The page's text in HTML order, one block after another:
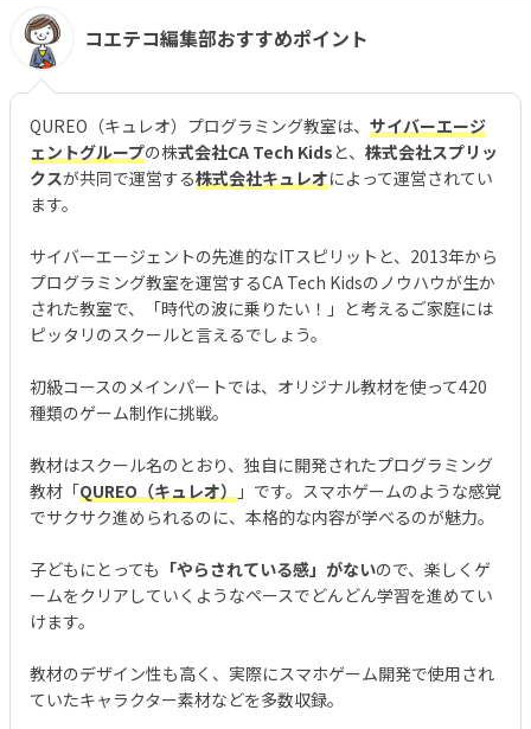
コエテコ編集部おすすめポイント
QUREO（キュレオ）プログラミング教室は、 サイバーエージ
ェントグループの株式会社CA Tech Kids と、 株式会社スプリッ
クスが共同で運営する株式会社キュレオによって運営されてい
ます。
サイバーエージェントの先進的なITスピリットと、2013年から
プログラミング教室を運営するCA Tech Kidsのノウハウが生か
された教室で、「時代の波に乗りたい！」と考えるご家庭には
ピッタリのスクールと言えるでしょう。
初級コースのメインパートでは、オリジナル教材を使って420
種類のゲーム制作に挑戦。
教材はスクール名のとおり、独自に開発されたプログラミング
教材「QUREO（キュレオ）
」です。スマホゲームのような感覚
でサクサク進められるのに、本格的な内容が学べるのが魅力。
子どもにとっても 「やらされている感」がないので、楽しくゲ
ームをクリアしていくようなペースでどんどん学習を進めてい
けます。
教材のデザイン性も高く、実際にスマホゲーム開発で使用され
ていたキャラクター素材などを多数収録。